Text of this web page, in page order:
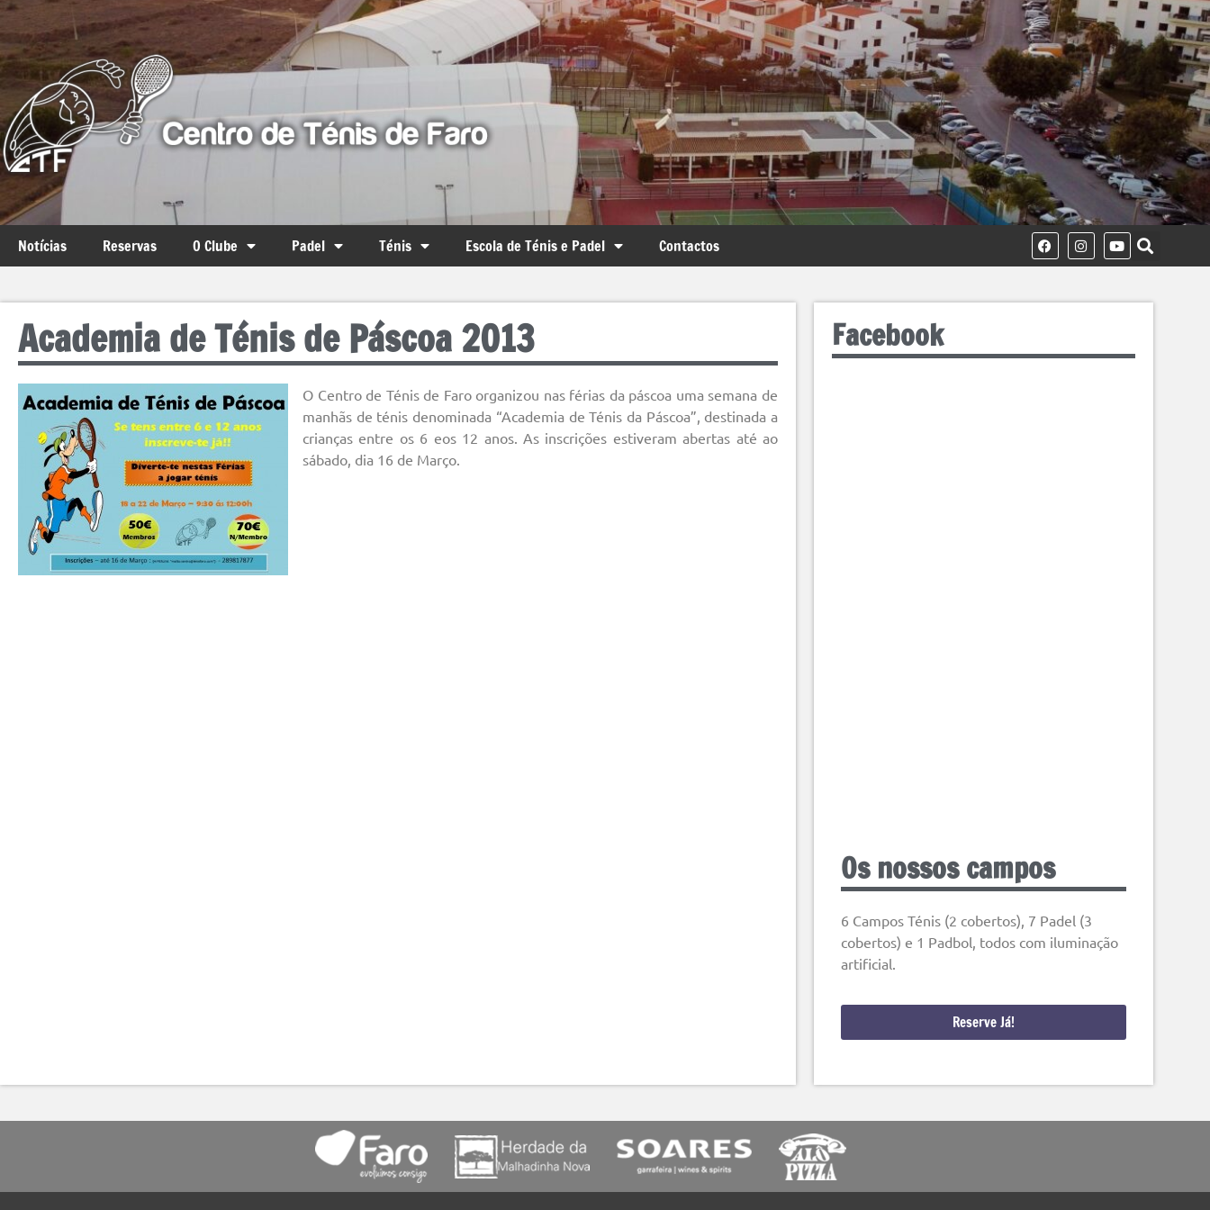
Notícias Reservas O Clube Padel Ténis Escola de Ténis e Padel Contactos
Academia de Ténis de Páscoa 2013
O Centro de Ténis de Faro organizou nas férias da páscoa uma semana de
manhãs de ténis denominada “Academia de Ténis da Páscoa”, destinada a
crianças entre os 6 eos 12 anos. As inscrições estiveram abertas até ao
sábado, dia 16 de Março.
Facebook
Os nossos campos
6 Campos Ténis (2 cobertos), 7 Padel (3
cobertos) e 1 Padbol, todos com iluminação
artificial.
Reserve Já!